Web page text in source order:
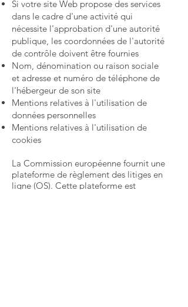
Si votre site Web propose des services
dans le cadre d'une activité qui
nécessite l'approbation d'une autorité
publique, les coordonnées de l'autorité
de contrôle doivent être fournies
Nom, dénomination ou raison sociale
et adresse et numéro de téléphone de
l'hébergeur de son site
Mentions relatives à l'utilisation de
données personnelles
Mentions relatives à l'utilisation de
cookies
La Commission européenne fournit une
plateforme de règlement des litiges en
ligne (OS). Cette plateforme est